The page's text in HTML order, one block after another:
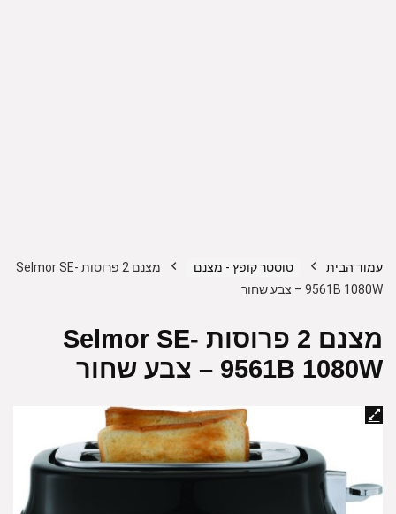
עמוד הבית טוסטר קופץ - מצנם
מצנם 2 פרוסות Selmor SE-
9561B 1080W – צבע שחור
מצנם 2 פרוסות Selmor SE-
9561B 1080W – צבע שחור